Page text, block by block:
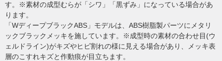
す。※素材の成型むらが「シワ」「黒ずみ」になっている場合があ
ります。
「WディープブラックABS」モデルは、ABS樹脂製パーツにメタリ
ックブラックメッキを施しています。※成型時の素材の合わせ目(ウ
ェルドライン)がキズやヒビ割れの様に見える場合があり、メッキ表
層のこすれキズと作動痕が目立ちます。